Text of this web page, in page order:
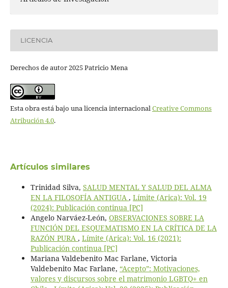
LICENCIA
Derechos de autor 2025 Patricio Mena
Esta obra está bajo una licencia internacionalCreative Commons
Atribución 4.0.
Artículos similares
Trinidad Silva, SALUD MENTAL Y SALUD DEL ALMA
EN LA FILOSOFÍA ANTIGUA , Límite (Arica): Vol. 19
(2024): Publicación continua [PC]
Angelo Narváez-León, OBSERVACIONES SOBRE LA
FUNCIÓN DEL ESQUEMATISMO EN LA CRÍTICA DE LA
RAZÓN PURA , Límite (Arica): Vol. 16 (2021):
Publicación continua [PC]
Mariana Valdebenito Mac Farlane, Victoria
Valdebenito Mac Farlane, “Acepto”: Motivaciones,
valores y discursos sobre el matrimonio LGBTQ+ en